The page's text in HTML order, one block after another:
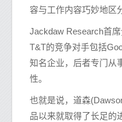
容与工作内容巧妙地区
Jackdaw Research首
T&T的竞争对手包括
知名企业，后者专门从
性。
也就是说，道森
品以来就取得了长足的